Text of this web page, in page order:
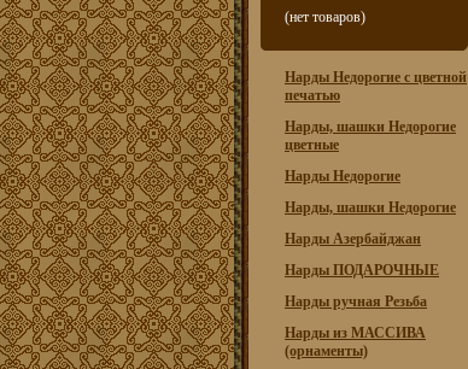
(нет товаров)
Нарды Недорогие с цветной
печатью
Нарды, шашки Недорогие
цветные
Нарды Недорогие
Нарды, шашки Недорогие
Нарды Азербайджан
Нарды ПОДАРОЧНЫЕ
Нарды ручная Резьба
Нарды из МАССИВА
(орнаменты)